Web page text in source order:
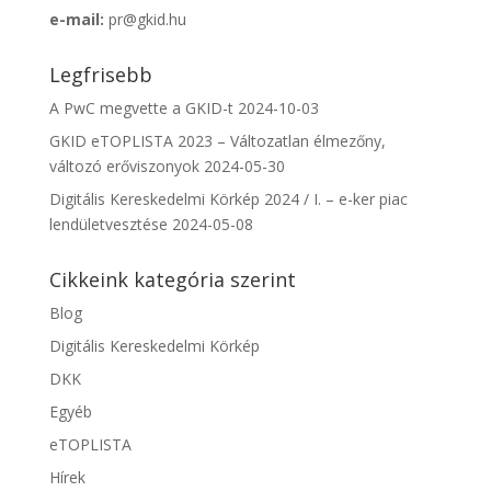
e-mail: pr@gkid.hu
Legfrisebb
A PwC megvette a GKID-t 2024-10-03
GKID eTOPLISTA 2023 – Változatlan élmezőny,
változó erőviszonyok 2024-05-30
Digitális Kereskedelmi Körkép 2024 / I. – e-ker piac
lendületvesztése 2024-05-08
Cikkeink kategória szerint
Blog
Digitális Kereskedelmi Körkép
DKK
Egyéb
eTOPLISTA
Hírek